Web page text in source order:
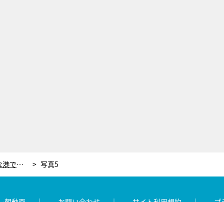
いつか家族と住みたい…西伊豆の静かな港で夢の別荘暮らし「困った時にここに来てくれたら」 写真5